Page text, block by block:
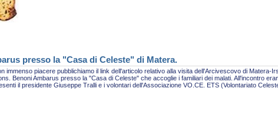
presso la "Casa di Celeste" di Matera.
immenso piacere pubblichiamo il link dell'articolo relativo alla visita dell'Arcivescovo di Matera-
Benoni Ambarus presso la "Casa di Celeste" che accoglie i familiari dei malati. All'incontro
il presidente Giuseppe Tralli e i volontari dell'Associazione VO.CE. ETS (Volontariato